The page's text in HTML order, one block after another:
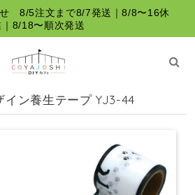
8/5注文まで8/7発送｜8/8〜16休
｜8/18〜順次発送
ン養生テープ YJ3-44